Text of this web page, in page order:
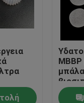
επαφή με
ΜΒΒΡ
μέσα